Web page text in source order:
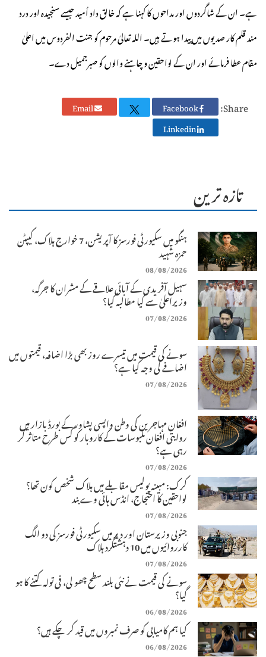
ہے۔ ان کے شاگردوں اور مداحوں کا کہنا ہے کہ خالق داد اُمید جیسے سنجیدہ اور درد
مند قلم کار صدیوں میں پیدا ہوتے ہیں۔ اللہ تعالیٰ مرحوم کو جنت الفردوس میں اعلیٰ
مقام عطا فرمائے اور ان کے لواحقین و چاہنے والوں کو صبرجمیل دے۔
Share:
Email
Linkedin
تازہ ترین
ہنگو میں سکیورٹی فورسز کا آپریشن، 7 خوارج ہلاک، کیپٹن
حمزہ شہید
08/08/2026
سہیل آفریدی کے آبائی علاقے کے مشران کا جرگہ،
وزیراعلیٰ سے کیا مطالبہ کیا؟
07/08/2026
سونے کی قیمت میں تیسرے روز بھی بڑا اضافہ، قیمتوں میں
اضافے کی وجہ کیا ہے؟
07/08/2026
افغان مہاجرین کی وطن واپسی پشاور کے بورڈ بازار میں
روایتی افغان ملبوسات کے کاروبار کو کس طرح متاثر کر
رہی ہے؟
07/08/2026
کرک: مبینہ پولیس مقابلے میں ہلاک شخص کون تھا؟
لواحقین کا احتجاج، انڈس ہائی وے بند
07/08/2026
جنوبی وزیرستان اور دیر میں سکیورٹی فورسز کی دو الگ
کارروائیوں میں 10 دہشتگرد ہلاک
07/08/2026
سونے کی قیمت نے نئی بلند سطح چھو لی، فی تولہ کتنے کا ہو
گیا؟
06/08/2026
کیا ہم کامیابی کو صرف نمبروں میں قید کر چکے ہیں؟
06/08/2026